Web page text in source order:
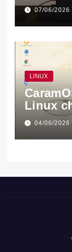
07/06/2026
LINUX
Linux
Nam
04/06/2026